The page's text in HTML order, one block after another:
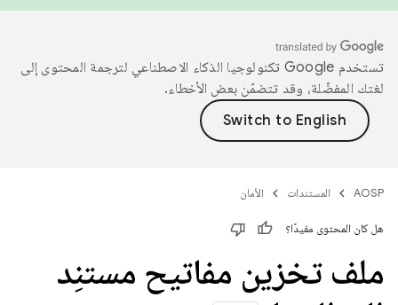
تستخدم Google تكنولوجيا الذكاء الاصطناعي لترجمة المحتوى إلى
لغتك المفضّلة، وقد تتضمّن بعض الأخطاء.
AOSP المستندات الأمان
هل كان المحتوى مفيدًا؟
ملف تخزين مفاتيح مستنِد